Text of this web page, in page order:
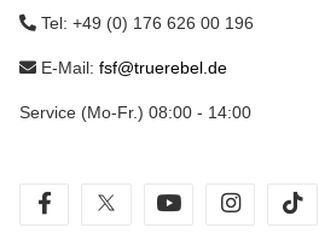
Tel: +49 (0) 176 626 00 196
E-Mail: fsf@truerebel.de
Service (Mo-Fr.) 08:00 - 14:00
facebooktwitter youtube instagram